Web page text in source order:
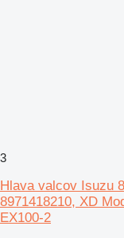
3
Hlava valcov Isuzu
8971418210, XD
EX100-2